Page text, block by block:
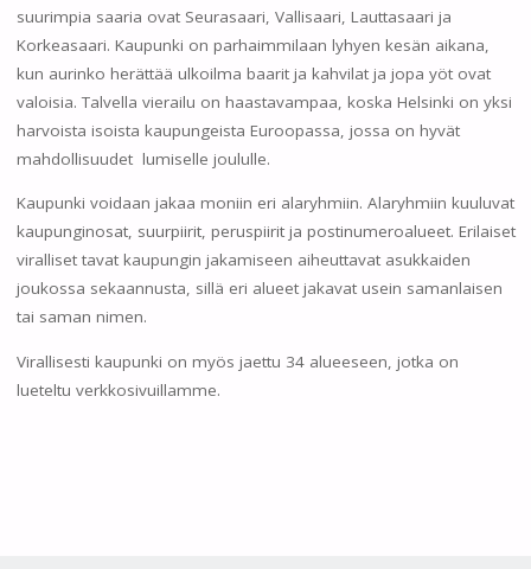
suurimpia saaria ovat Seurasaari, Vallisaari, Lauttasaari ja
Korkeasaari. Kaupunki on parhaimmilaan lyhyen kesän aikana,
kun aurinko herättää ulkoilma baarit ja kahvilat ja jopa yöt ovat
valoisia. Talvella vierailu on haastavampaa, koska Helsinki on yksi
harvoista isoista kaupungeista Euroopassa, jossa on hyvät
mahdollisuudet lumiselle joululle.
Kaupunki voidaan jakaa moniin eri alaryhmiin. Alaryhmiin kuuluvat
kaupunginosat, suurpiirit, peruspiirit ja postinumeroalueet. Erilaiset
viralliset tavat kaupungin jakamiseen aiheuttavat asukkaiden
joukossa sekaannusta, sillä eri alueet jakavat usein samanlaisen
tai saman nimen.
Virallisesti kaupunki on myös jaettu 34 alueeseen, jotka on
lueteltu verkkosivuillamme.